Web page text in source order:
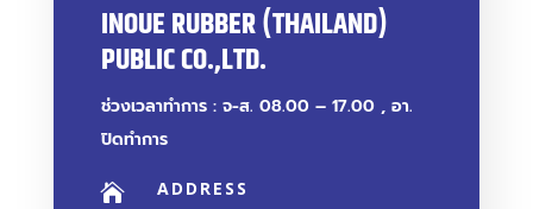
INOUE RUBBER (THAILAND)
PUBLIC CO.,LTD.
ช่วงเวลาทำการ : จ-ส. 08.00 – 17.00 , อา.
ปิดทำการ
 ADDRESS